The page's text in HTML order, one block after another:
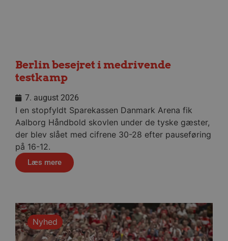
Berlin besejret i medrivende
testkamp
7. august 2026
I en stopfyldt Sparekassen Danmark Arena fik
Aalborg Håndbold skovlen under de tyske gæster,
der blev slået med cifrene 30-28 efter pauseføring
på 16-12.
Læs mere
Nyhed